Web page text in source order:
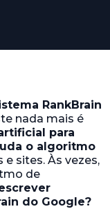
RankBrain
nada mais é
para
o algoritmo
e sites. Às vezes,
de
do Google?